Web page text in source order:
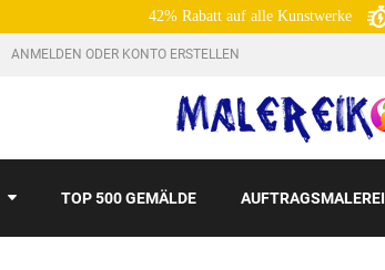
42% Rabatt auf alle Kunstwerke
ANMELDEN ODER KONTO ERSTELLEN
TOP 500 GEMÄLDE AUFTRAGSMALEREI